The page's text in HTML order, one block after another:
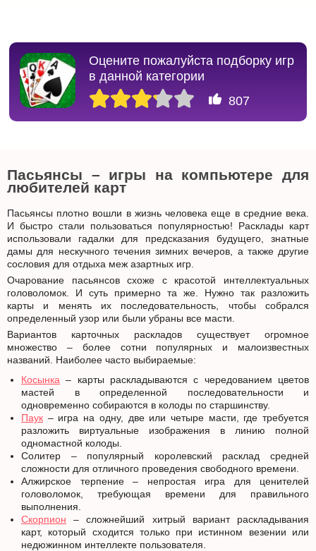
Оцените пожалуйста подборку игр
в данной категории
807
Пасьянсы – игры на компьютере для
любителей карт
Пасьянсы плотно вошли в жизнь человека еще в средние века.
И быстро стали пользоваться популярностью! Расклады карт
использовали гадалки для предсказания будущего, знатные
дамы для нескучного течения зимних вечеров, а также другие
сословия для отдыха меж азартных игр.
Очарование пасьянсов схоже с красотой интеллектуальных
головоломок. И суть примерно та же. Нужно так разложить
карты и менять их последовательность, чтобы собрался
определенный узор или были убраны все масти.
Вариантов карточных раскладов существует огромное
множество – более сотни популярных и малоизвестных
названий. Наиболее часто выбираемые:
Косынка – карты раскладываются с чередованием цветов
мастей в определенной последовательности и
одновременно собираются в колоды по старшинству.
Паук – игра на одну, две или четыре масти, где требуется
разложить виртуальные изображения в линию полной
одномастной колоды.
Солитер – популярный королевский расклад средней
сложности для отличного проведения свободного времени.
Алжирское терпение – непростая игра для ценителей
головоломок, требующая времени для правильного
выполнения.
Скорпион – сложнейший хитрый вариант раскладывания
карт, который сходится только при истинном везении или
недюжинном интеллекте пользователя.